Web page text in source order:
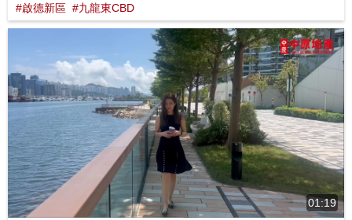
#啟德新區 #九龍東CBD
01:19